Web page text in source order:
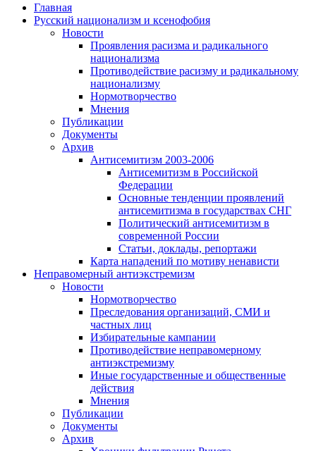
Главная
Русский национализм и ксенофобия
Новости
Проявления расизма и радикального
национализма
Противодействие расизму и радикальному
национализму
Нормотворчество
Мнения
Публикации
Документы
Архив
Антисемитизм 2003-2006
Антисемитизм в Российской
Федерации
Основные тенденции проявлений
антисемитизма в государствах СНГ
Политический антисемитизм в
современной России
Статьи, доклады, репортажи
Карта нападений по мотиву ненависти
Неправомерный антиэкстремизм
Новости
Нормотворчество
Преследования организаций, СМИ и
частных лиц
Избирательные кампании
Противодействие неправомерному
антиэкстремизму
Иные государственные и общественные
действия
Мнения
Публикации
Документы
Архив